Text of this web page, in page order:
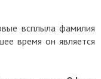
всплыла фамилия
время он является